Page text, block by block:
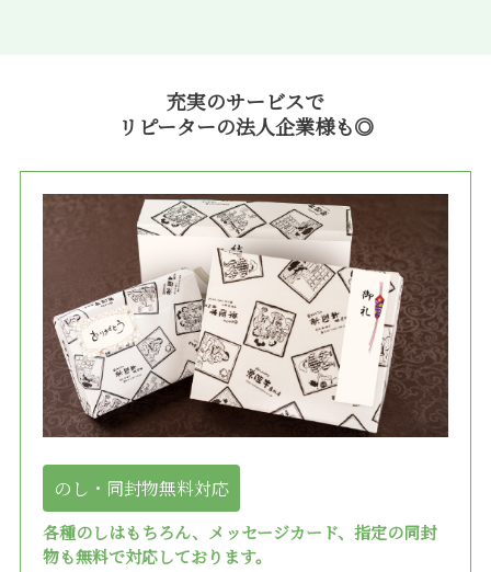
充実のサービスで
リピーターの法人企業様も◎
のし・同封物無料対応
各種のしはもちろん、メッセージカード、指定の同封
物も無料で対応しております。